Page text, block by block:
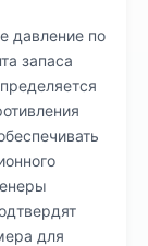
давление по
запаса
для